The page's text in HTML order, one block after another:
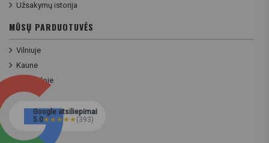
Užsakymų istorija
MŪSŲ PARDUOTUVĖS
Vilniuje
Kaune
Klaipėdoje
Google atsiliepimai
5.0★★★★★(393)